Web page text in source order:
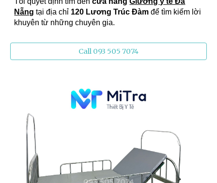
Nẵng tại địa chỉ 120 Lương Trúc Đàm để tìm kiếm lời
khuyên từ những chuyên gia.
Call 093 505 7074